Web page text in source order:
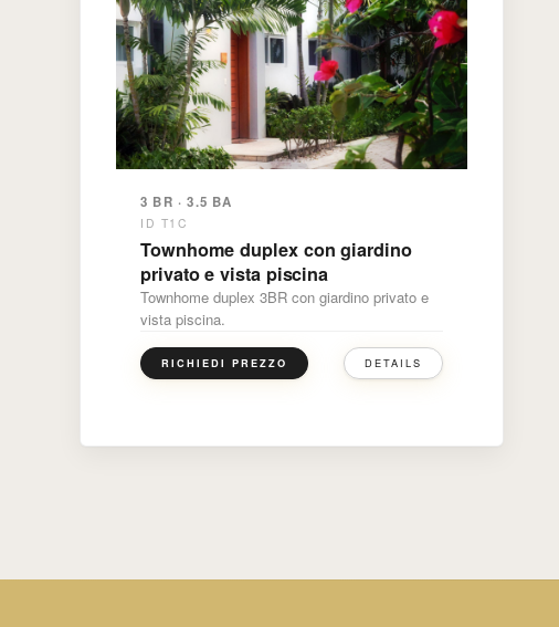
3 BR · 3.5 BA
ID T1C
Townhome duplex con giardino
privato e vista piscina
Townhome duplex 3BR con giardino privato e
vista piscina.
RICHIEDI PREZZO DETAILS